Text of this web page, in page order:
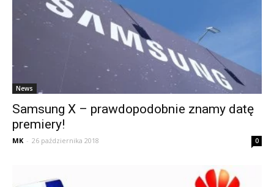
News
Samsung X – prawdopodobnie znamy datę
premiery!
MK - 26 października 2018 0